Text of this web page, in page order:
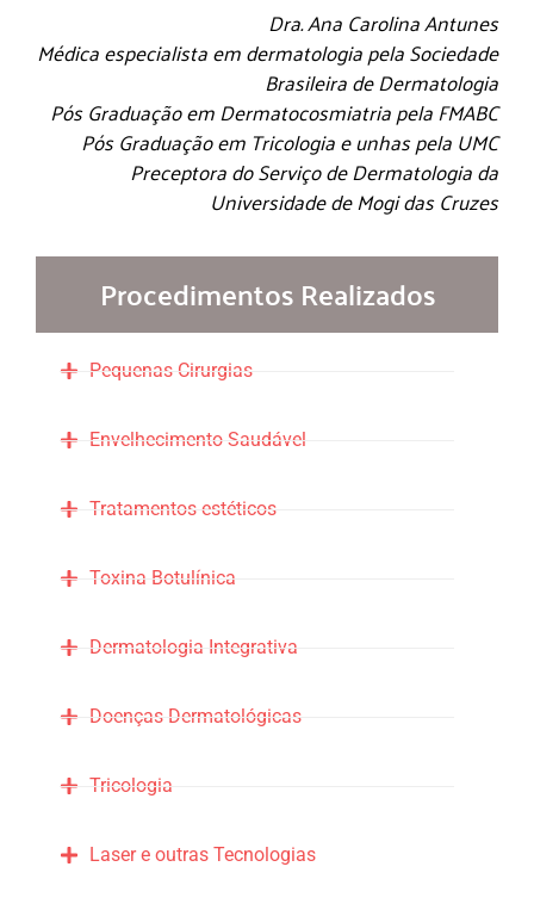
Dra. Ana Carolina Antunes
Médica especialista em dermatologia pela Sociedade
Brasileira de Dermatologia
Pós Graduação em Dermatocosmiatria pela FMABC
Pós Graduação em Tricologia e unhas pela UMC
Preceptora do Serviço de Dermatologia da
Universidade de Mogi das Cruzes
Procedimentos Realizados
Pequenas Cirurgias
Envelhecimento Saudável
Tratamentos estéticos
Toxina Botulínica
Dermatologia Integrativa
Doenças Dermatológicas
Tricologia
Laser e outras Tecnologias